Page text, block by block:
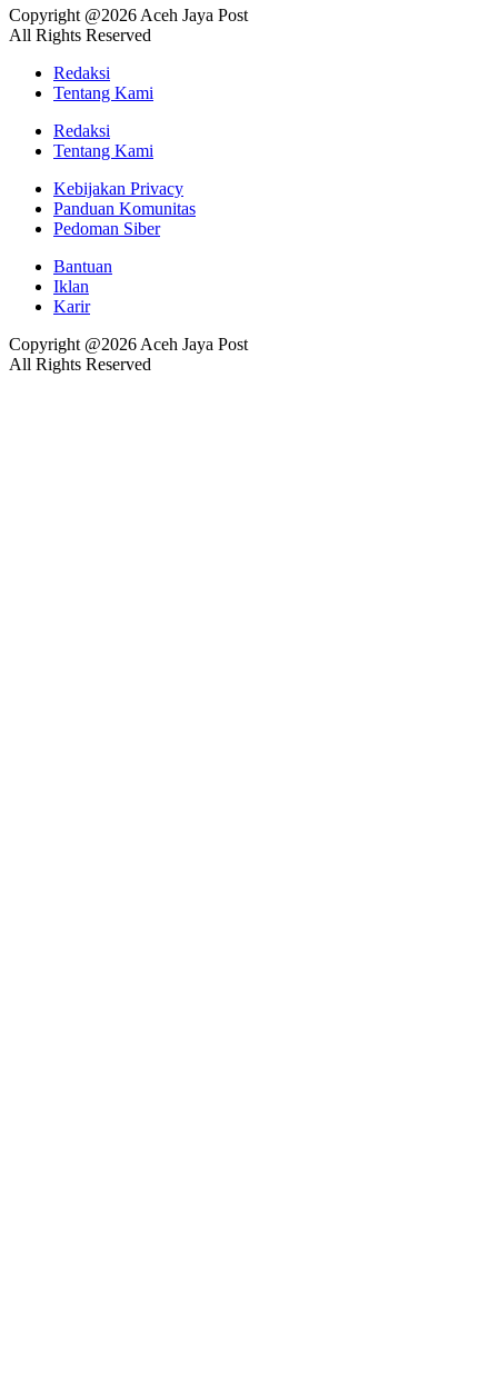
Copyright @2026 Aceh Jaya Post
All Rights Reserved
Redaksi
Tentang Kami
Redaksi
Tentang Kami
Kebijakan Privacy
Panduan Komunitas
Pedoman Siber
Bantuan
Iklan
Karir
Copyright @2026 Aceh Jaya Post
All Rights Reserved